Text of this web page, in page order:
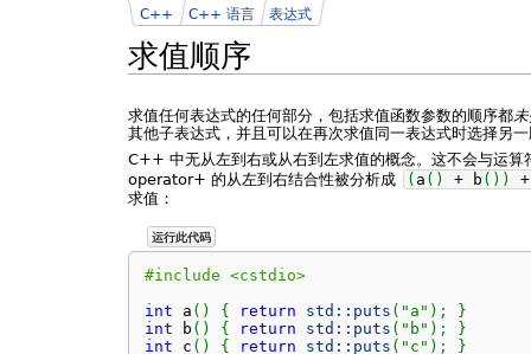
求值顺序
C++ C++ 语言 表达式
求值任何表达式的任何部分，包括求值函数参数的顺序都
其他子表达式，并且可以在再次求值同一表达式时选择另
C++ 中无从左到右或从右到左求值的概念。这不会与运
operator+ 的从左到右结合性被分析成
( a ( ) + b ( ) ) +
求值：
运行此代码
#include <cstdio>
int a ( ) { return std:: puts ( "a" ) ;
}
int b ( ) { return std:: puts ( "b" ) ;
}
int c ( ) { return std:: puts ( "c" ) ;
}